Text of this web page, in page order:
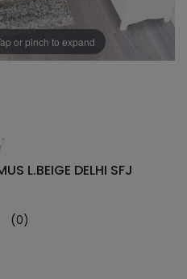
or pinch to expand
L.BEIGE DELHI SFJ
(0)